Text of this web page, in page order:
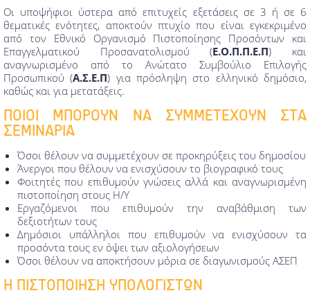
Οι υποψήφιοι ύστερα από επιτυχείς εξετάσεις σε 3 ή σε 6
θεματικές ενότητες, αποκτούν πτυχίο που είναι εγκεκριμένο
από τον Εθνικό Οργανισμό Πιστοποίησης Προσόντων και
Επαγγελματικού Προσανατολισμού (Ε.Ο.Π.Π.Ε.Π) και
αναγνωρισμένο από το Ανώτατο Συμβούλιο Επιλογής
Προσωπικού (Α.Σ.Ε.Π) για πρόσληψη στο ελληνικό δημόσιο,
καθώς και για μετατάξεις.
ΠΟΙΟΙ ΜΠΟΡΟΥΝ ΝΑ ΣΥΜΜΕΤΕΧΟΥΝ ΣΤΑ
ΣΕΜΙΝΑΡΙΑ
Όσοι θέλουν να συμμετέχουν σε προκηρύξεις του δημοσίου
Άνεργοι που θέλουν να ενισχύσουν το βιογραφικό τους
Φοιτητές που επιθυμούν γνώσεις αλλά και αναγνωρισμένη
πιστοποίηση στους Η/Υ
Εργαζόμενοι που επιθυμούν την αναβάθμιση των
δεξιοτήτων τους
Δημόσιοι υπάλληλοι που επιθυμούν να ενισχύσουν τα
προσόντα τους εν όψει των αξιολογήσεων
Όσοι θέλουν να αποκτήσουν μόρια σε διαγωνισμούς ΑΣΕΠ
Η ΠΙΣΤΟΠΟΙΗΣΗ ΥΠΟΛΟΓΙΣΤΩΝ